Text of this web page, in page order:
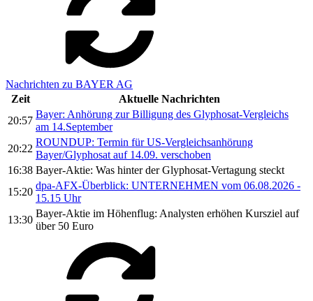
Nachrichten zu BAYER AG
Zeit
Aktuelle Nachrichten
20:57
Bayer: Anhörung zur Billigung des Glyphosat-Vergleichs
am 14.September
20:22
ROUNDUP: Termin für US-Vergleichsanhörung
Bayer/Glyphosat auf 14.09. verschoben
16:38 Bayer-Aktie: Was hinter der Glyphosat-Vertagung steckt
15:20
dpa-AFX-Überblick: UNTERNEHMEN vom 06.08.2026 -
15.15 Uhr
13:30
Bayer-Aktie im Höhenflug: Analysten erhöhen Kursziel auf
über 50 Euro